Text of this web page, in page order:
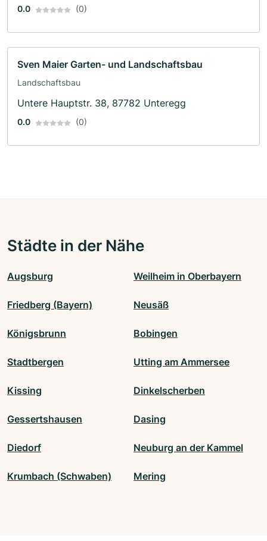
0.0 (0)
Sven Maier Garten- und Landschaftsbau
Landschaftsbau
Untere Hauptstr. 38, 87782 Unteregg
0.0 (0)
Städte in der Nähe
Augsburg Weilheim in Oberbayern
Friedberg (Bayern) Neusäß
Königsbrunn Bobingen
Stadtbergen Utting am Ammersee
Kissing Dinkelscherben
Gessertshausen Dasing
Diedorf Neuburg an der Kammel
Krumbach (Schwaben) Mering